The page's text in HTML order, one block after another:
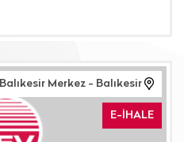
Balıkesir Merkez - Balıkesir
E-İHALE